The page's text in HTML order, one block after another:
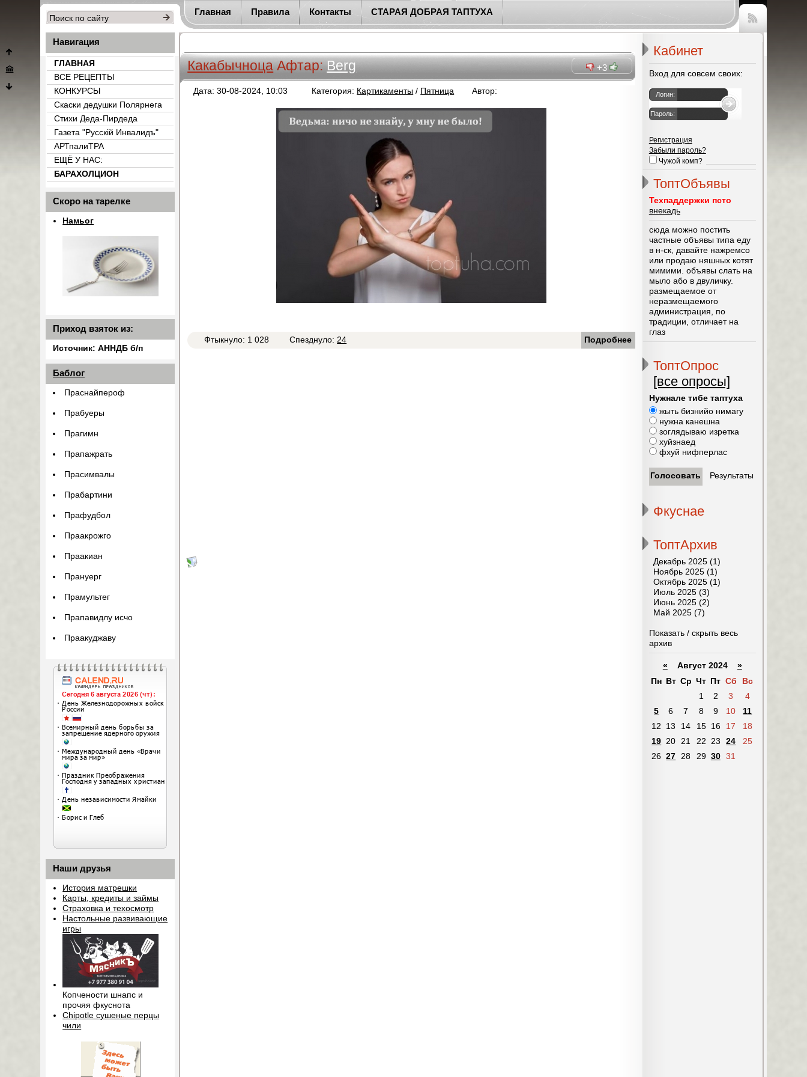
Главная Правила Контакты СТАРАЯ ДОБРАЯ ТАПТУХА
Чтение
+3
Какабычноца Афтар:Berg
Дата: 30-08-2024, 10:03 Категория: Картикаменты / Пятница Автор:
Подробнее
Фтыкнуло: 1 028 Спезднуло:24
Кабинет
Вход для совсем своих:
Логин:
Пароль:
Регистрация
Забыли пароль?
Чужой комп?
ТоптОбъявы
Техпаддержки псто
внекадь
сюда можно постить
частные объявы типа еду
в н-ск, давайте нажремсо
или продаю няшных котят
мимими. объявы слать на
мыло або в двуличку.
размещаемое от
неразмещаемого
администрация, по
традиции, отличает на
глаз
ТоптОпрос
[все опросы]
Нужнале тибе таптуха
жыть бизнийо нимагу
нужна канешна
зоглядываю изретка
хуйзнаед
фхуй нифперлас
Фкуснае
ТоптАрхив
Декабрь 2025 (1)
Ноябрь 2025 (1)
Октябрь 2025 (1)
Июль 2025 (3)
Июнь 2025 (2)
Май 2025 (7)
Показать / скрыть весь
архив
« Август 2024 »
Пн Вт Ср Чт Пт Сб
Вс
1
2 3
4
5
6 7 8 9 10
11
12
13 14 15 16 17
18
19 20 21 22 23 24
25
26 27 28 29 30 31
Навигация
ГЛАВНАЯ
ВСЕ РЕЦЕПТЫ
КОНКУРСЫ
Скаски дедушки Полярнега
Стихи Деда-Пирдеда
Газета "Русскiй Инвалидъ"
АРТпалиТРА
ЕЩЁ У НАС:
БАРАХОЛЦИОН
Скоро на тарелке
Намьог
Приход взяток из:
Источник: АННДБ б/п
Баблог
Праснайпероф
Прабуеры
Прагимн
Прапажрать
Прасимвалы
Прабартини
Прафудбол
Праакрожго
Праакиан
Прануерг
Прамультег
Прапавидлу исчо
Праакуджаву
Наши друзья
История матрешки
Карты, кредиты и займы
Страховка и техосмотр
Настольные развивающие
игры
Копчености шнапс и
прочяя фкуснота
Chipotle сушеные перцы
чили